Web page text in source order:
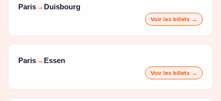
Paris→ Duisbourg
Voir les billets →
Paris→ Essen
Voir les billets →